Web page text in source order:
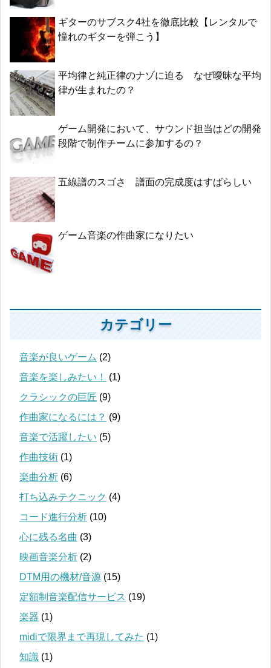
ギターのサブスク4社を徹底比較【レンタルで
憧れのギターを弾こう】
平均律と純正律のナゾに迫る なぜ曖昧な平均
律が生まれたの？
ゲーム開発において、サウンド担当はどの開発
段階で制作チームに参加するの？
五線譜のスゴさ 譜面の完成度はすばらしい
ゲーム音楽の作曲家になりたい
カテゴリー
音楽が良いゲーム (2)
音楽を楽しみたい！
(1)
クラシックの巨匠 (9)
作曲家になるには？ (9)
音楽で活躍したい (5)
作曲技術 (1)
楽曲分析 (6)
打ち込みテクニック (4)
コード進行分析 (10)
心に残る名曲 (3)
映画音楽分析 (2)
DTM用の機材/音源 (15)
定額制音楽配信サービス (19)
楽器 (1)
midiで限界まで再現してみた (1)
知識 (1)